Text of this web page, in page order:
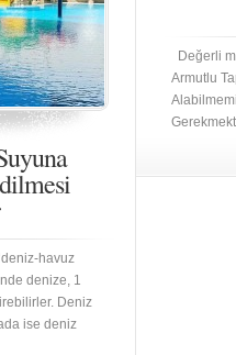
havuz
denize, 1
Deniz
ise deniz
Değerli
Armutlu